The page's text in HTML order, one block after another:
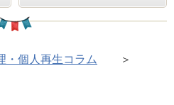
・個人再生コラム ＞